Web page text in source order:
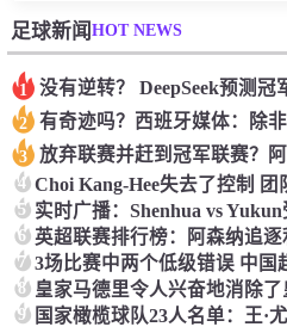
足球新闻HOT NEWS
1
2
3
4
5
6 英超联赛排行榜：阿森纳追
7
8
9